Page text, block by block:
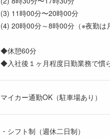
(3) 11時00分〜20時00分
(4) 20時00分～8時00分（※夜勤は
◆休憩60分
◆入社後１ヶ月程度日勤業務で慣
マイカー通勤OK（駐車場あり）
・シフト制（週休二日制）